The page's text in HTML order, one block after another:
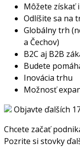
Môžete získať
Odlíšite sa na
Globálny trh
a Čechov)
B2C aj B2B
Budete
Inovácia trhu
Možnosť
Objavte ďalších
Chcete začať
Pozrite si stovky